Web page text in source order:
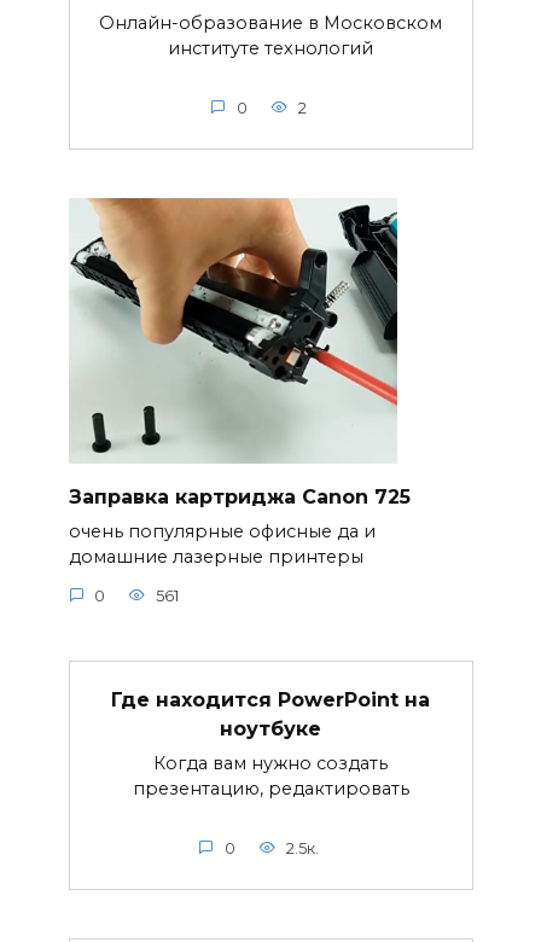
Онлайн-образование в Московском
институте технологий
0 2
Заправка картриджа Canon 725
очень популярные офисные да и
домашние лазерные принтеры
0 561
Где находится PowerPoint на
ноутбуке
Когда вам нужно создать
презентацию, редактировать
0 2.5к.